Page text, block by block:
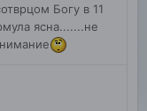
миссию
для друг
Богу в 11
ясна.......не